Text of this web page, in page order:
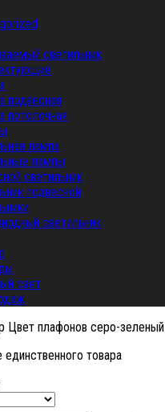
светильник
подвесная
потолочная
лампа
лампы
светильник
подвесной
светильник
свет
Цвет плафонов серо-зеленый
товара